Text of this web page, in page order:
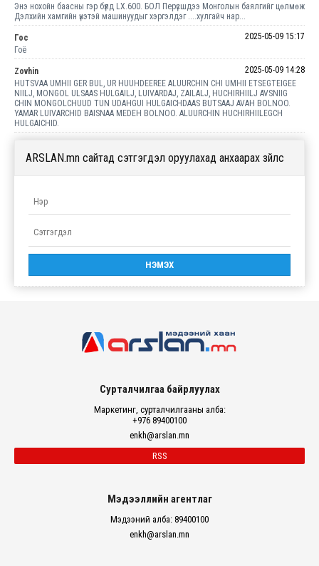
Энэ нохойн баасны гэр бүлд LX.600. БОЛ Перүсшдээ Монголын баялгийг цөлмөж
Дэлхийн хамгийн үнэтэй машинуудыг хэргэлдэг ....хулгайч нар...
Гос
2025-05-09 15:17
Гоё
Zovhin
2025-05-09 14:28
HUTSVAA UMHII GER BUL, UR HUUHDEEREE ALUURCHIN CHI UMHII ETSEGTEIGEE
NIILJ, MONGOL ULSAAS HULGAILJ, LUIVARDAJ, ZAILALJ, HUCHIRHIILJ AVSNIIG
CHIN MONGOLCHUUD TUN UDAHGUI HULGAICHDAAS BUTSAAJ AVAH BOLNOO.
YAMAR LUIVARCHID BAISNAA MEDEH BOLNOO. ALUURCHIN HUCHIRHIILEGCH
HULGAICHID.
ARSLAN.mn сайтад сэтгэгдэл оруулахад анхаарах зүйлс
Сурталчилгаа байрлуулах
Маркетинг, сурталчилгааны алба:
+976 89400100
enkh@arslan.mn
RSS
Мэдээллийн агентлаг
Мэдээний алба: 89400100
enkh@arslan.mn